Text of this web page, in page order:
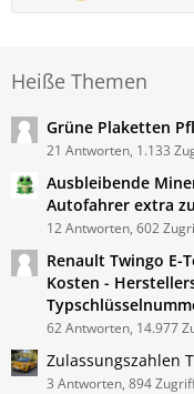
Heiße Themen
Grüne Plaketten
21 Antworten, 1.133
Ausbleibende
Autofahrer extra
12 Antworten, 602
Renault Twingo E-
Kosten -
62 Antworten, 14.977
Zulassungszahlen
3 Antworten, 894